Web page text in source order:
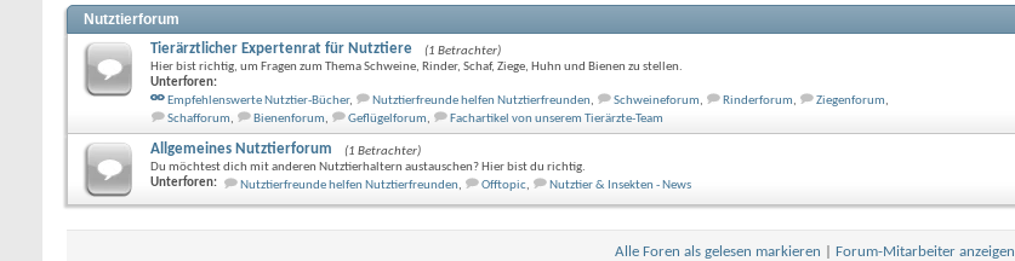
Nutztierforum
Tierärztlicher Expertenrat für Nutztiere
(1 Betrachter)
Hier bist richtig, um Fragen zum Thema Schweine, Rinder, Schaf, Ziege, Huhn und Bienen zu stellen.
Unterforen:
Empfehlenswerte Nutztier-Bücher, Nutztierfreunde helfen Nutztierfreunden, Schweineforum, Rinderforum, Ziegenforum,
Schafforum, Bienenforum, Geflügelforum, Fachartikel von unserem Tierärzte-Team
Allgemeines Nutztierforum
(1 Betrachter)
Du möchtest dich mit anderen Nutztierhaltern austauschen? Hier bist du richtig.
Unterforen:
Nutztierfreunde helfen Nutztierfreunden, Offtopic, Nutztier & Insekten - News
Alle Foren als gelesen markieren Forum-Mitarbeiter anzeigen